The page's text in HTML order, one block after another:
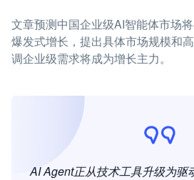
文章预测中国企业级AI智能体市场
爆发式增长，提出具体市场规模和
调企业级需求将成为增长主力。
AI Agent正从技术工具升级为驱